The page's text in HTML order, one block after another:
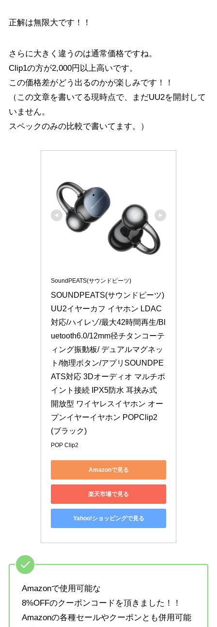
正解は無限大です！！
さらに大きく違うのは通常価格ですね。
Clip1の方が2,000円以上高いです。
この価格差がどう出るのかが楽しみです！！
（この文章を書いてる現時点で、まだUU2を開封して
いません。
スペックのみの比較で書いてます。）
SoundPEATS(サウンドピーツ)
SOUNDPEATS(サウンドピーツ)
UU2イヤーカフ イヤホン LDAC
対応/ハイレゾ/最大42時間再生/Bl
uetooth6.0/12mm径チタンコーテ
ィング振動板/ デュアルマグネッ
ト/物理ボタン/アプリSOUNDPE
ATS対応 3Dオーディオ マルチポ
イント接続 IPX5防水 耳挟み式
開放型 ワイヤレスイヤホン オー
プンイヤーイヤホン POPClip2
(ブラック)
POP Clip2
Amazonで見る
楽天市場で見る
Yahoo!ショッピングで見る
Amazonで使用可能な
8%OFFのクーポンコードを頂きました！！
Amazonの各種セールやクーポンとも併用可能